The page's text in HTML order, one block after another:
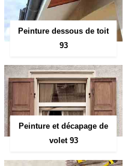
Peinture dessous de toit
93
Peinture et décapage de
volet 93